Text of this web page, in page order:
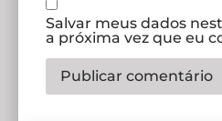
Salvar meus dados
a próxima vez que eu